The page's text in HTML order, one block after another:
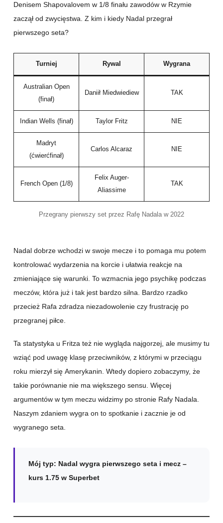
Denisem Shapovalovem w 1/8 finału zawodów w Rzymie
zaczął od zwycięstwa. Z kim i kiedy Nadal przegrał
pierwszego seta?
Turniej Rywal Wygrana
Australian Open
(finał)
Daniił Miedwiediew TAK
Indian Wells (finał) Taylor Fritz NIE
Madryt
(ćwierćfinał)
Carlos Alcaraz NIE
French Open (1/8)
Felix Auger-
Aliassime
TAK
Przegrany pierwszy set przez Rafę Nadala w 2022
Nadal dobrze wchodzi w swoje mecze i to pomaga mu potem
kontrolować wydarzenia na korcie i ułatwia reakcje na
zmieniające się warunki. To wzmacnia jego psychikę podczas
meczów, która już i tak jest bardzo silna. Bardzo rzadko
przecież Rafa zdradza niezadowolenie czy frustrację po
przegranej piłce.
Ta statystyka u Fritza też nie wygląda najgorzej, ale musimy tu
wziąć pod uwagę klasę przeciwników, z którymi w przeciągu
roku mierzył się Amerykanin. Wtedy dopiero zobaczymy, że
takie porównanie nie ma większego sensu. Więcej
argumentów w tym meczu widzimy po stronie Rafy Nadala.
Naszym zdaniem wygra on to spotkanie i zacznie je od
wygranego seta.
Mój typ: Nadal wygra pierwszego seta i mecz –
kurs 1.75 w Superbet